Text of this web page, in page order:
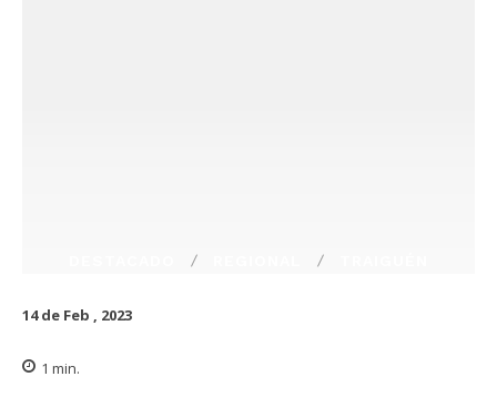
14 de Feb , 2023
1 min.